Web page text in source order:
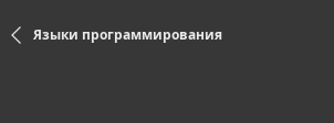
Языки программирования